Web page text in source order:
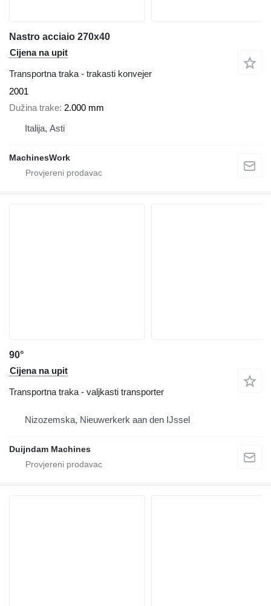
Nastro acciaio 270x40
Cijena na upit
Transportna traka - trakasti konvejer
2001
Dužina trake 2.000 mm
Italija, Asti
MachinesWork
90°
Cijena na upit
Transportna traka - valjkasti transporter
Nizozemska, Nieuwerkerk aan den IJssel
Duijndam Machines